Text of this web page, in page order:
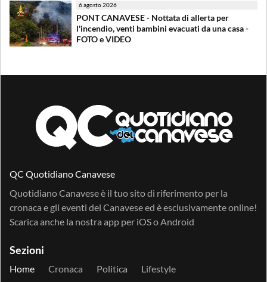
6 agosto 2026
PONT CANAVESE - Nottata di allerta per
l'incendio, venti bambini evacuati da una casa -
FOTO e VIDEO
QC Quotidiano Canavese
Quotidiano Canavese è il tuo sito di riferimento per la
cronaca e gli eventi del Canavese ed è esclusivamente online!
Scarica anche la nostra app per iOSoAndroid
Sezioni
Home Cronaca Politica
Lifestyle